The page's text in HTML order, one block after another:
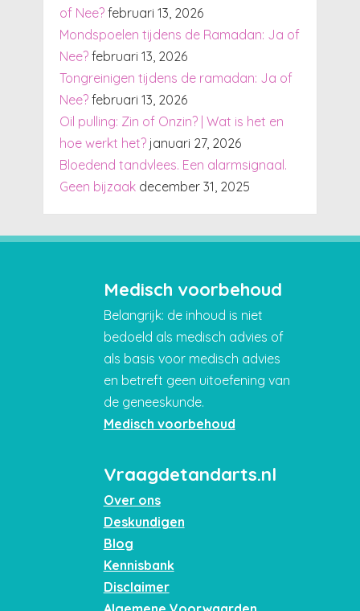
of Nee? februari 13, 2026
Mondspoelen tijdens de Ramadan: Ja of
Nee? februari 13, 2026
Tongreinigen tijdens de ramadan: Ja of
Nee? februari 13, 2026
Oil pulling: Zin of Onzin? | Wat is het en
hoe werkt het? januari 27, 2026
Bloedend tandvlees. Een alarmsignaal.
Geen bijzaak december 31, 2025
Medisch voorbehoud
Belangrijk: de inhoud is niet
bedoeld als medisch advies of
als basis voor medisch advies
en betreft geen uitoefening van
de geneeskunde.
Medisch voorbehoud
Vraagdetandarts.nl
Over ons
Deskundigen
Blog
Kennisbank
Disclaimer